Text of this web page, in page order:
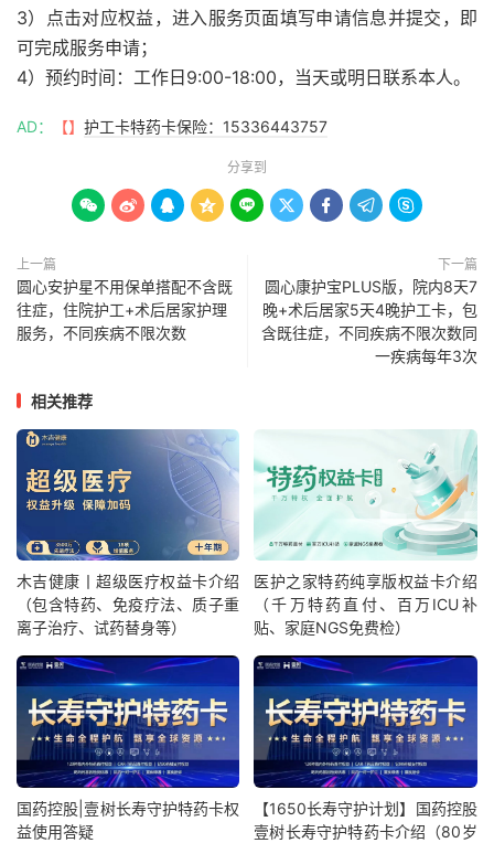
3）点击对应权益，进入服务页面填写申请信息并提交，即
可完成服务申请；
4）预约时间：工作日9:00-18:00，当天或明日联系本人。
AD： 【】 护工卡特药卡保险：15336443757
分享到
        
上一篇
圆心安护星不用保单搭配不含既
往症，住院护工+术后居家护理
服务，不同疾病不限次数
下一篇
圆心康护宝PLUS版，院内8天7
晚+术后居家5天4晚护工卡，包
含既往症，不同疾病不限次数同
一疾病每年3次
相关推荐
木吉健康丨超级医疗权益卡介绍
（包含特药、免疫疗法、质子重
离子治疗、试药替身等）
医护之家特药纯享版权益卡介绍
（千万特药直付、百万ICU补
贴、家庭NGS免费检）
国药控股|壹树长寿守护特药卡权
益使用答疑
【1650长寿守护计划】国药控股
壹树长寿守护特药卡介绍（80岁